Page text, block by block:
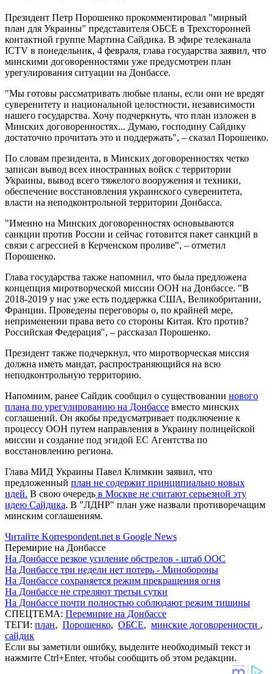
Президент Петр Порошенко прокомментировал "мирный
план для Украины" представителя ОБСЕ в Трехсторонней
контактной группе Мартина Сайдика. В эфире телеканала
ICTV в понедельник, 4 февраля, глава государства заявил, что
минскими договоренностями уже предусмотрен план
урегулирования ситуации на Донбассе.
"Мы готовы рассматривать любые планы, если они не вредят
суверенитету и национальной целостности, независимости
нашего государства. Хочу подчеркнуть, что план изложен в
Минских договоренностях... Думаю, господину Сайдику
достаточно прочитать это и поддержать", – сказал Порошенко.
По словам президента, в Минских договоренностях четко
записан вывод всех иностранных войск с территории
Украины, вывод всего тяжелого вооружения и техники,
обеспечение восстановления украинского суверенитета,
власти на неподконтрольной территории Донбасса.
"Именно на Минских договоренностях основываются
санкции против России и сейчас готовится пакет санкций в
связи с агрессией в Керченском проливе", – отметил
Порошенко.
Глава государства также напомнил, что была предложена
концепция миротворческой миссии ООН на Донбассе. "В
2018-2019 у нас уже есть поддержка США, Великобритании,
Франции. Проведены переговоры о, по крайней мере,
неприменении права вето со стороны Китая. Кто против?
Российская Федерация", – рассказал Порошенко.
Президент также подчеркнул, что миротворческая миссия
должна иметь мандат, распространяющийся на всю
неподконтрольную территорию.
Напомним, ранее Сайдик сообщил о существовании нового
плана по урегулированию на Донбассе вместо минских
соглашений. Он якобы предусматривает подключение к
процессу ООН путем направления в Украину полицейской
миссии и создание под эгидой ЕС Агентства по
восстановлению региона.
Глава МИД Украины Павел Климкин заявил, что
предложенный план не содержит принципиально новых
идей. В свою очередь в Москве не считают серьезной эту
идею Сайдика. В "ЛДНР" план уже назвали противоречащим
минским соглашениям.
Читайте Korrespondent.net в Google News
Перемирие на Донбассе
На Донбассе резкое усиление обстрелов - штаб ООС
На Донбассе три недели нет потерь - Минобороны
На Донбассе сохраняется режим прекращения огня
На Донбассе не стреляют третьи сутки
На Донбассе почти полностью соблюдают режим тишины
СПЕЦТЕМА: Перемирие на Донбассе
ТЕГИ: план, Порошенко, ОБСЕ, минские договоренности ,
сайдик
Если вы заметили ошибку, выделите необходимый текст и
нажмите Ctrl+Enter, чтобы сообщить об этом редакции.